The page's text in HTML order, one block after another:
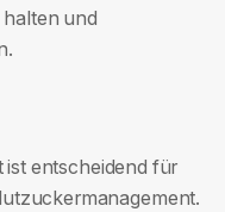
und
ist entscheidend für